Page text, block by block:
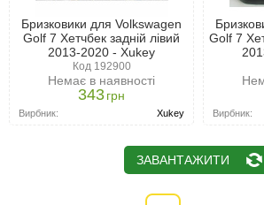
Бризковики для Volkswagen
Golf 7 Хетчбек задній лівий
2013-2020 - Xukey
Код 192900
Немає в наявності
343грн
Вирбник: Xukey
Golf 7
Вирбник:
ЗАВАНТАЖИТИ